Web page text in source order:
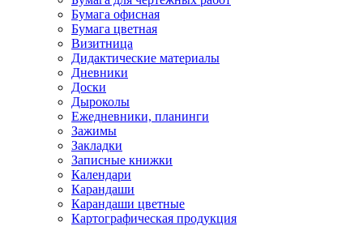
Бумага офисная
Бумага цветная
Визитница
Дидактические материалы
Дневники
Доски
Дыроколы
Ежедневники, планинги
Зажимы
Закладки
Записные книжки
Календари
Карандаши
Карандаши цветные
Картографическая продукция